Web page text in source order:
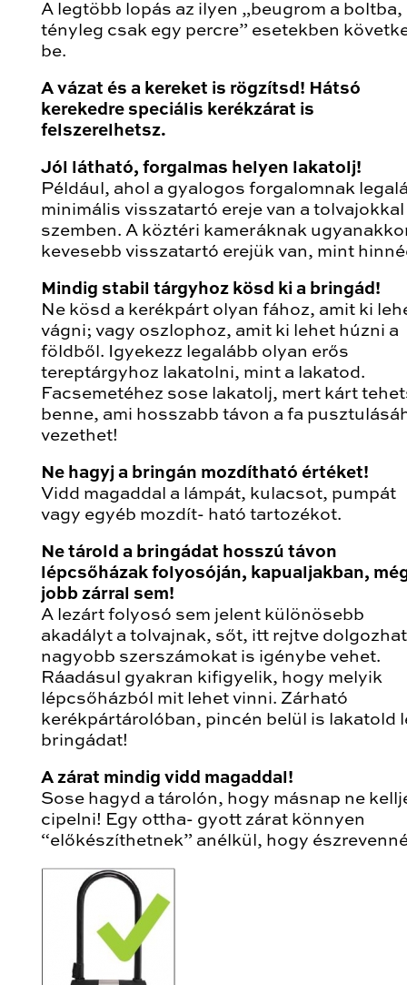
A legtöbb lopás az ilyen „beugrom a boltba,
tényleg csak egy percre” esetekben
be.
A vázat és a kereket is rögzítsd! Hátsó
kerekedre speciális kerékzárat is
felszerelhetsz.
Jól látható, forgalmas helyen lakatolj!
Például, ahol a gyalogos forgalomnak
minimális visszatartó ereje van a tolvajokkal
szemben. A köztéri kameráknak
kevesebb visszatartó erejük van, mint
Mindig stabil tárgyhoz kösd ki a bringád!
Ne kösd a kerékpárt olyan fához, amit ki
vágni; vagy oszlophoz, amit ki lehet húzni a
földből. Igyekezz legalább olyan erős
tereptárgyhoz lakatolni, mint a lakatod.
Facsemetéhez sose lakatolj, mert kárt
benne, ami hosszabb távon a fa
vezethet!
Ne hagyj a bringán mozdítható értéket!
Vidd magaddal a lámpát, kulacsot, pumpát
vagy egyéb mozdít- ható tartozékot.
Ne tárold a bringádat hosszú távon
lépcsőházak folyosóján, kapualjakban,
jobb zárral sem!
A lezárt folyosó sem jelent különösebb
akadályt a tolvajnak, sőt, itt rejtve
nagyobb szerszámokat is igénybe vehet.
Ráadásul gyakran kifigyelik, hogy melyik
lépcsőházból mit lehet vinni. Zárható
kerékpártárolóban, pincén belül is lakatold
bringádat!
A zárat mindig vidd magaddal!
Sose hagyd a tárolón, hogy másnap ne
cipelni! Egy ottha- gyott zárat könnyen
“előkészíthetnek” anélkül, hogy